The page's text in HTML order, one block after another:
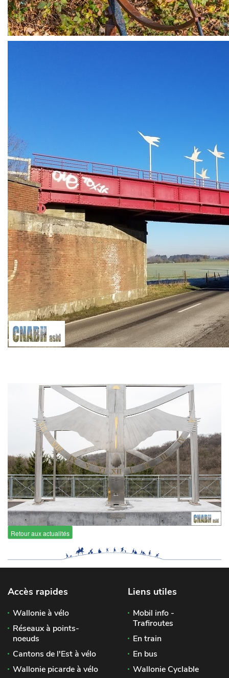
Retour aux actualités
Accès rapides
Wallonie à vélo
Réseaux à points-
noeuds
Cantons de l'Est à vélo
Wallonie picarde à vélo
Liens utiles
Mobil info -
Trafiroutes
En train
En bus
Wallonie Cyclable